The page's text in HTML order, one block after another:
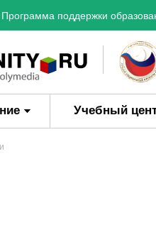
Программа поддержки
Учебный